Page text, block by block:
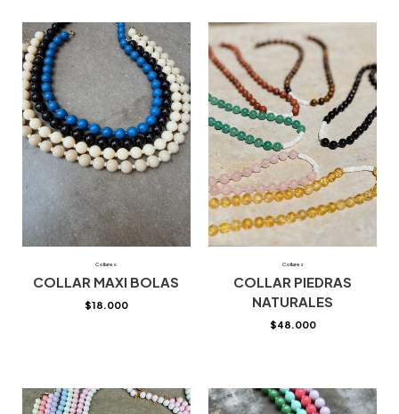
Collares
COLLAR MAXI BOLAS
$18.000
Collares
COLLAR PIEDRAS
NATURALES
$48.000